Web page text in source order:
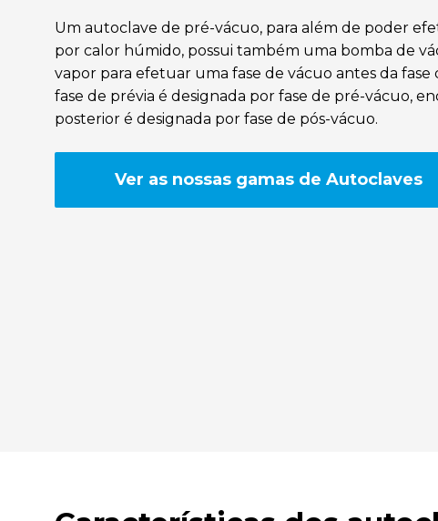
Um autoclave de pré-vácuo, para além de poder
por calor húmido, possui também uma bomba de
vapor para efetuar uma fase de vácuo antes da fase
fase de prévia é designada por fase de pré-vácuo,
posterior é designada por fase de pós-vácuo.
Ver as nossas gamas de Autoclaves